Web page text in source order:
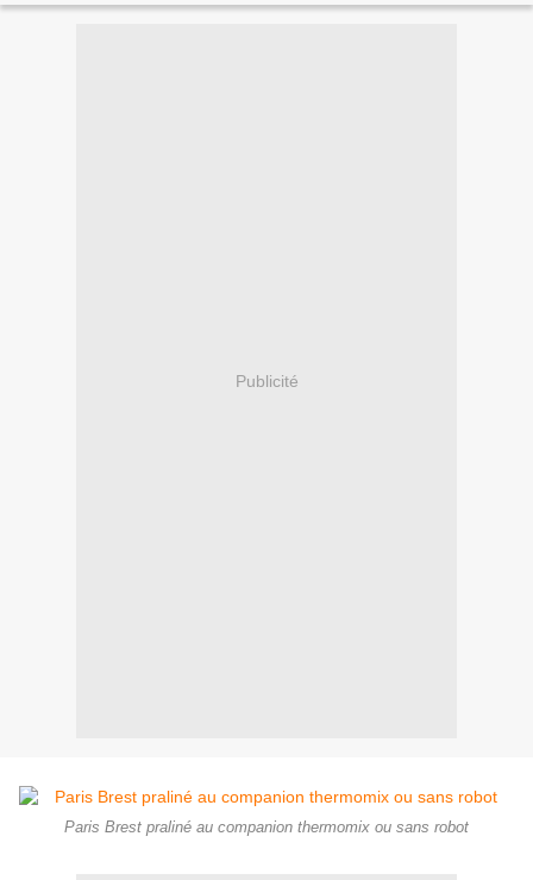
Publicité
Paris Brest praliné au companion thermomix ou sans robot